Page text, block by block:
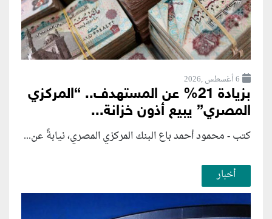
6 أغسطس ,2026
بزيادة 21% عن المستهدف.. “المركزي
المصري” يبيع أذون خزانة...
كتب - محمود أحمد باع البنك المركزي المصري، نيابةً عن...
أخبار